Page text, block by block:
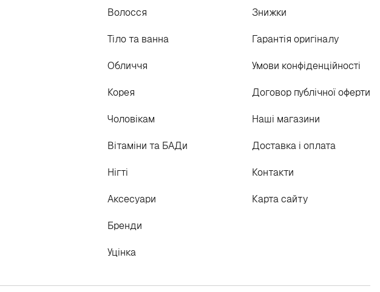
Волосся
Тіло та ванна
Обличчя
Корея
Чоловікам
Вітаміни та БАДи
Нігті
Аксесуари
Бренди
Уцінка
Знижки
Гарантія оригіналу
Умови конфіденційності
Договор публічної оферти
Наші магазини
Доставка і оплата
Контакти
Карта сайту